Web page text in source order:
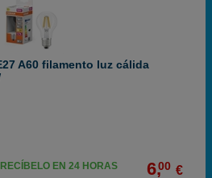
A60 filamento luz cálida
6,00 €
RECÍBELO EN 24 HORAS